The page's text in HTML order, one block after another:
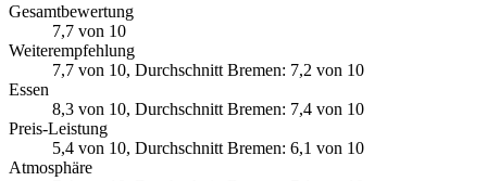
Gesamtbewertung
7,7 von 10
Weiterempfehlung
7,7 von 10, Durchschnitt Bremen: 7,2 von 10
Essen
8,3 von 10, Durchschnitt Bremen: 7,4 von 10
Preis-Leistung
5,4 von 10, Durchschnitt Bremen: 6,1 von 10
Atmosphäre